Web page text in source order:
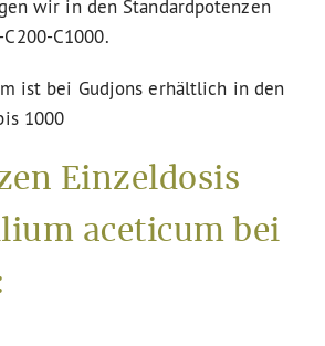
wir in den Standardpotenzen
C1000.
ist bei Gudjons erhältlich in den
1000
Einzeldosis
aceticum bei